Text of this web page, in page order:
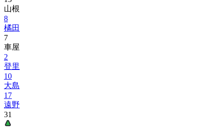
山根
8
橘田
7
車屋
2
登里
10
大島
17
遠野
31